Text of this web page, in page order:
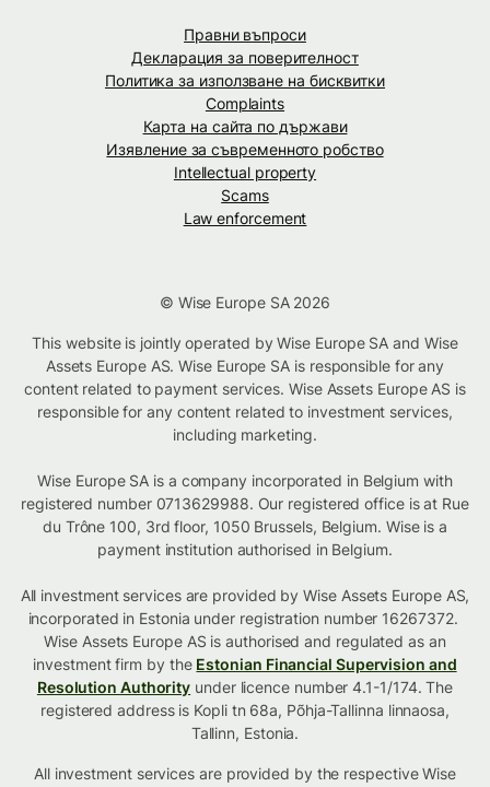
Правни въпроси
Декларация за поверителност
Политика за използване на бисквитки
Complaints
Карта на сайта по държави
Изявление за съвременното робство
Intellectual property
Scams
Law enforcement
© Wise Europe SA 2026
This website is jointly operated by Wise Europe SA and Wise
Assets Europe AS. Wise Europe SA is responsible for any
content related to payment services. Wise Assets Europe AS is
responsible for any content related to investment services,
including marketing.
Wise Europe SA is a company incorporated in Belgium with
registered number 0713629988. Our registered office is at Rue
du Trône 100, 3rd floor, 1050 Brussels, Belgium. Wise is a
payment institution authorised in Belgium.
All investment services are provided by Wise Assets Europe AS,
incorporated in Estonia under registration number 16267372.
Wise Assets Europe AS is authorised and regulated as an
investment firm by the Estonian Financial Supervision and
Resolution Authority under licence number 4.1-1/174. The
registered address is Kopli tn 68a, Põhja-Tallinna linnaosa,
Tallinn, Estonia.
All investment services are provided by the respective Wise